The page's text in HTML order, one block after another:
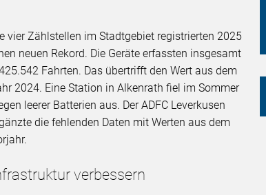
vier Zählstellen im Stadtgebiet registrierten 2025
neuen Rekord. Die Geräte erfassten insgesamt
Fahrten. Das übertrifft den Wert aus dem
2024. Eine Station in Alkenrath fiel im Sommer
leerer Batterien aus. Der ADFC Leverkusen
die fehlenden Daten mit Werten aus dem
verbessern